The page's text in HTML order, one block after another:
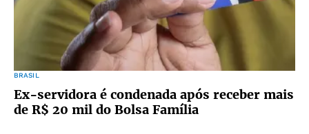
BRASIL
Ex-servidora é condenada após receber mais
de R$ 20 mil do Bolsa Família